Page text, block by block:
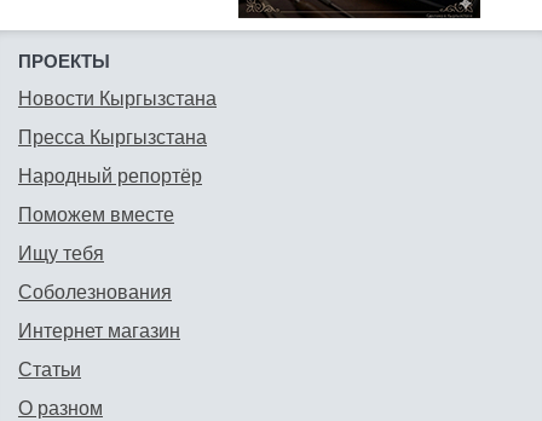
ПРОЕКТЫ
Новости Кыргызстана
Пресса Кыргызстана
Народный репортёр
Поможем вместе
Ищу тебя
Соболезнования
Интернет магазин
Статьи
О разном